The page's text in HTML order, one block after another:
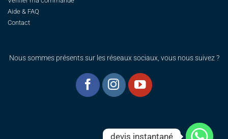
Aide & FAQ
Contact
Nous sommes présents sur les réseaux sociaux, vous nous suivez ?
devis instantané